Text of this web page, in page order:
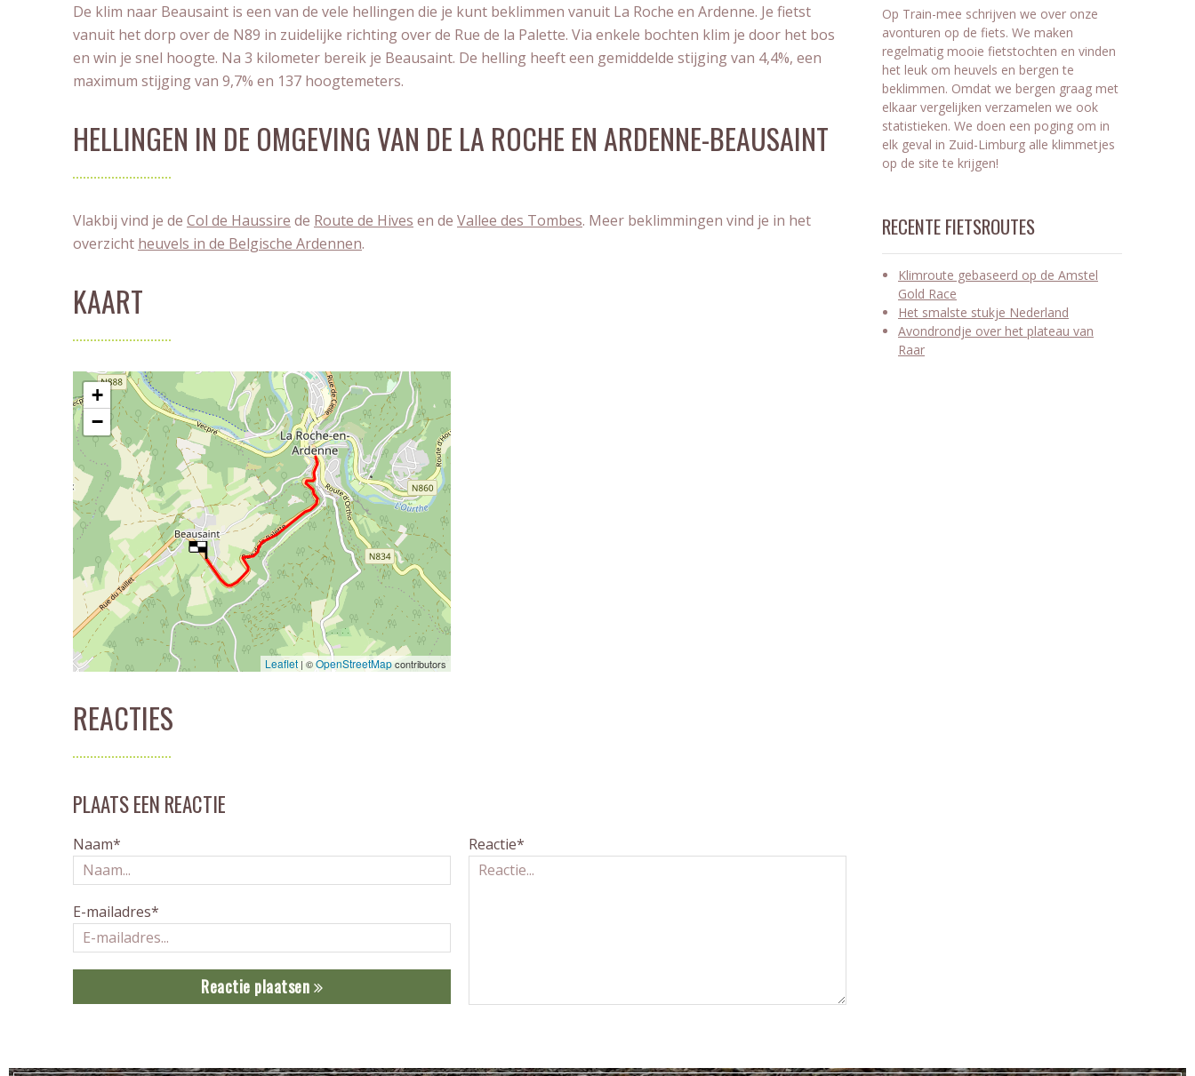
De klim naar Beausaint is een van de vele hellingen die je kunt beklimmen vanuit La Roche en Ardenne. Je fietst
vanuit het dorp over de N89 in zuidelijke richting over de Rue de la Palette. Via enkele bochten klim je door het bos
en win je snel hoogte. Na 3 kilometer bereik je Beausaint. De helling heeft een gemiddelde stijging van 4,4%, een
maximum stijging van 9,7% en 137 hoogtemeters.
HELLINGEN IN DE OMGEVING VAN DE LA ROCHE EN ARDENNE-BEAUSAINT
Vlakbij vind je de Col de Haussire de Route de Hives en de Vallee des Tombes. Meer beklimmingen vind je in het
overzicht heuvels in de Belgische Ardennen.
KAART
+
−
Leaflet | ©OpenStreetMapcontributors
REACTIES
PLAATS EEN REACTIE
Reactie*
Naam*
E-mailadres*
Reactie plaatsen
Op Train-mee schrijven we over onze
avonturen op de fiets. We maken
regelmatig mooie fietstochten en vinden
het leuk om heuvels en bergen te
beklimmen. Omdat we bergen graag met
elkaar vergelijken verzamelen we ook
statistieken. We doen een poging om in
elk geval in Zuid-Limburg alle klimmetjes
op de site te krijgen!
RECENTE FIETSROUTES
Klimroute gebaseerd op de Amstel
Gold Race
Het smalste stukje Nederland
Avondrondje over het plateau van
Raar